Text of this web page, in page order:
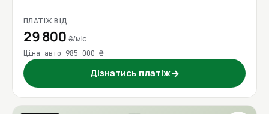
ПЛАТІЖ ВІД
29 800 ₴/міс
Ціна авто 985 000 ₴
Дізнатись платіж→